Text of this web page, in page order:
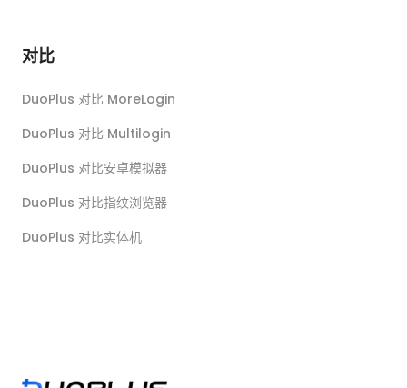
对比
DuoPlus 对比 MoreLogin
DuoPlus 对比 Multilogin
DuoPlus 对比安卓模拟器
DuoPlus 对比指纹浏览器
DuoPlus 对比实体机